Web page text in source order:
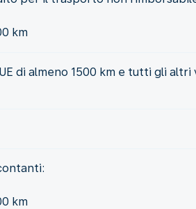
km
di almeno 1500 km e tutti gli
km